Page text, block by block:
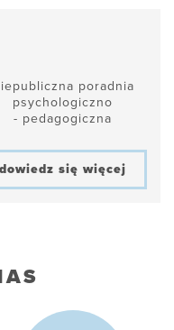
poradnia
psychologiczno
- pedagogiczna
dowiedz się więcej